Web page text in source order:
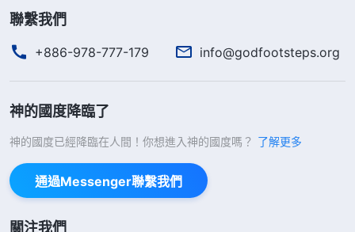
表・第六篇》
魂的，不要怕他們；惟有能把身體和靈魂都滅在地獄
我的靈魂。想想以往那些為主殉道的使徒，他們雖然
死了，但他們的靈魂没有死，他們的死是得勝撒但的
見證，是蒙神紀念的。撒但就是想用死來威脅我，讓
我因着怕死背叛神，我决不能中它的詭計，不能苟且
偷生屈服于它，能有機會為神作見證，這是榮耀的
聯繫我們
+886-978-777-179 info@godfootsteps.org
神的國度降臨了
神的國度已經降臨在人間！你想進入神的國度嗎？ 了解更多
通過Messenger聯繫我們
關注我們